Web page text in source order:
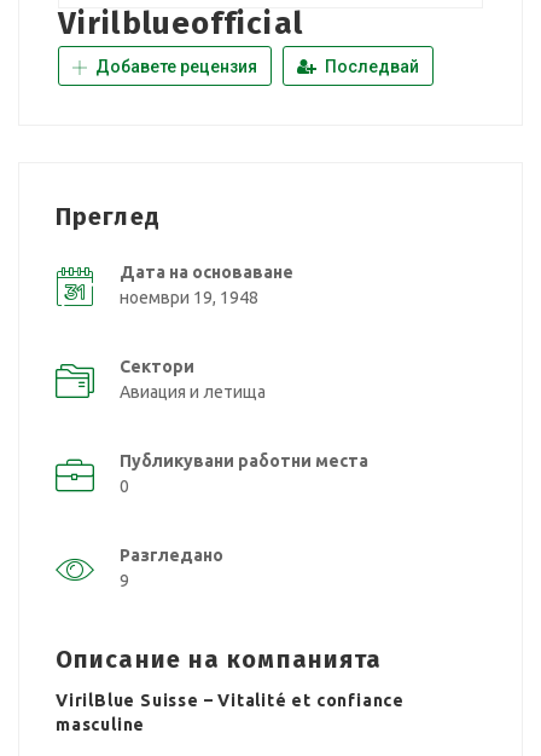
Virilblueofficial
Добавете рецензия Последвай
Преглед
Дата на основаване
ноември 19, 1948
Сектори
Авиация и летища
Публикувани работни места
0
Разгледано
9
Описание на компанията
VirilBlue Suisse – Vitalité et confiance
masculine